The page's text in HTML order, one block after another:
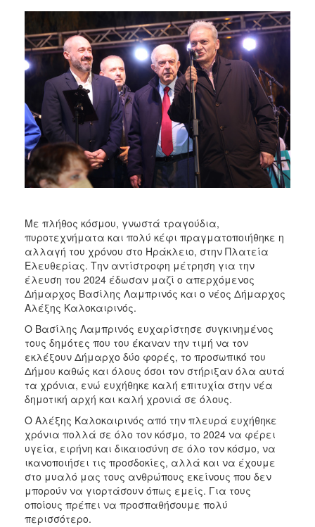
2011
2010
2006
ΔΗΜΟΤΗΣ
ΕΠΙΣΚΕΠΤΗΣ
ΗΡΑΚΛΕΙΟ
Με πλήθος κόσμου, γνωστά τραγούδια,
πυροτεχνήματα και πολύ κέφι πραγματοποιήθηκε η
αλλαγή του χρόνου στο Ηράκλειο, στην Πλατεία
Ελευθερίας. Την αντίστροφη μέτρηση για την
έλευση του 2024 έδωσαν μαζί ο απερχόμενος
Δήμαρχος Βασίλης Λαμπρινός και ο νέος Δήμαρχος
Αλέξης Καλοκαιρινός.
Ο Βασίλης Λαμπρινός ευχαρίστησε συγκινημένος
τους δημότες που του έκαναν την τιμή να τον
εκλέξουν Δήμαρχο δύο φορές, το προσωπικό του
Δήμου καθώς και όλους όσοι τον στήριξαν όλα αυτά
τα χρόνια, ενώ ευχήθηκε καλή επιτυχία στην νέα
δημοτική αρχή και καλή χρονιά σε όλους.
Ο Αλέξης Καλοκαιρινός από την πλευρά ευχήθηκε
χρόνια πολλά σε όλο τον κόσμο, το 2024 να φέρει
υγεία, ειρήνη και δικαιοσύνη σε όλο τον κόσμο, να
ικανοποιήσει τις προσδοκίες, αλλά και να έχουμε
στο μυαλό μας τους ανθρώπους εκείνους που δεν
μπορούν να γιορτάσουν όπως εμείς. Για τους
οποίους πρέπει να προσπαθήσουμε πολύ
περισσότερο.